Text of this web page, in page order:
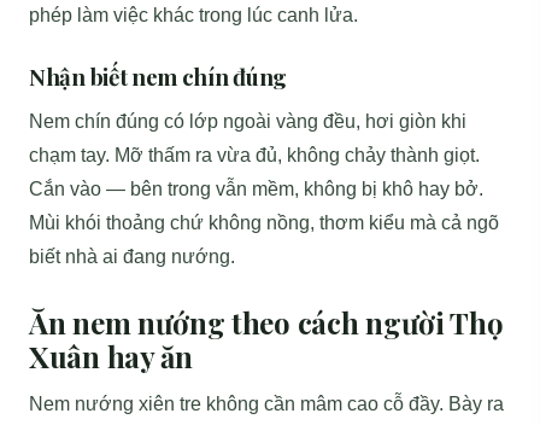
phép làm việc khác trong lúc canh lửa.
Nhận biết nem chín đúng
Nem chín đúng có lớp ngoài vàng đều, hơi giòn khi
chạm tay. Mỡ thấm ra vừa đủ, không chảy thành giọt.
Cắn vào — bên trong vẫn mềm, không bị khô hay bở.
Mùi khói thoảng chứ không nồng, thơm kiểu mà cả ngõ
biết nhà ai đang nướng.
Ăn nem nướng theo cách người Thọ
Xuân hay ăn
Nem nướng xiên tre không cần mâm cao cỗ đầy. Bày ra